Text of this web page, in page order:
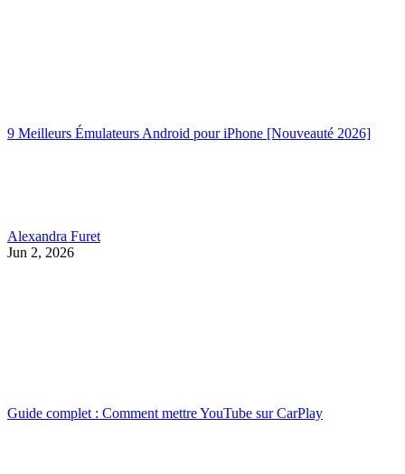
9 Meilleurs Émulateurs Android pour iPhone [Nouveauté 2026]
Alexandra Furet
Jun 2, 2026
Guide complet : Comment mettre YouTube sur CarPlay